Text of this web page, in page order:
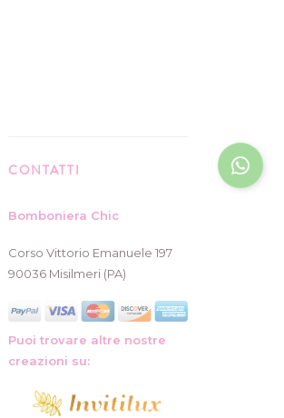
CONTATTI
Bomboniera Chic
Corso Vittorio Emanuele 197
90036 Misilmeri (PA)
Puoi trovare altre nostre
creazioni su: